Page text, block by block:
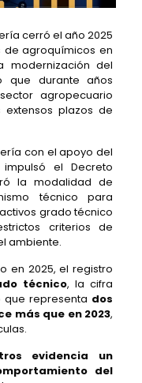
cerró el año 2025
agroquímicos en
modernización del
que durante años
agropecuario
plazos de
con el apoyo del
impulsó el Decreto
la modalidad de
técnico para
grado técnico
criterios de
ambiente.
en 2025, el registro
técnico, la cifra
representa dos
más que en 2023,
evidencia un
del